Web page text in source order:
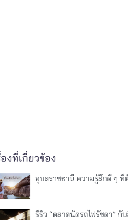
องที่เกี่ยวข้อง
อุบลราชธานี ความรู้สึกดี ๆ ที่
รีริว “ตลาดนัดรถไฟรัชดา” กั